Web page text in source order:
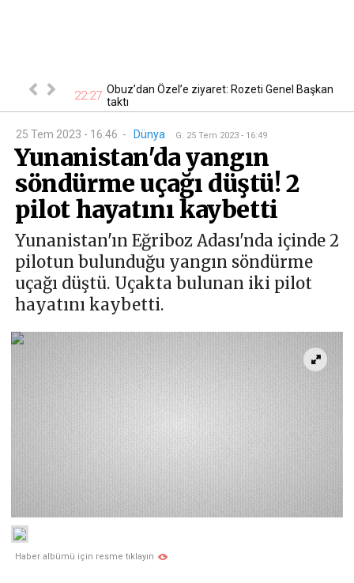
ucuzu 115 22:27 Obuz’dan Özel’e ziyaret: Rozeti Genel Başkan
taktı
25 Tem 2023 - 16:46 - Dünya G: 25 Tem 2023 - 16:49
Yunanistan'da yangın
söndürme uçağı düştü! 2
pilot hayatını kaybetti
Yunanistan'ın Eğriboz Adası'nda içinde 2
pilotun bulunduğu yangın söndürme
uçağı düştü. Uçakta bulunan iki pilot
hayatını kaybetti.
Haber albümü için resme tıklayın